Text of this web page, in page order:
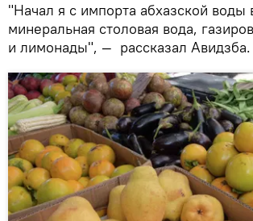
"Начал я с импорта абхазской
минеральная столовая вода,
и лимонады", — рассказал Авидзба.